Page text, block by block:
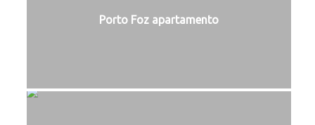
Porto Foz apartamento